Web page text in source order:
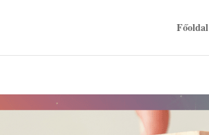
Főoldal